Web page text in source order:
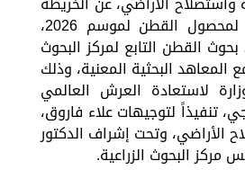
الصنفية المعتمدة لمحصول القطن لموسم 2026،
القطن التابع لمركز البحوث
المعاهد البحثية المعنية، وذلك
لاستعادة العرش العالمي
تنفيذاً لتوجيهات علاء فاروق،
الأراضي، وتحت إشراف الدكتور
مركز البحوث الزراعية.